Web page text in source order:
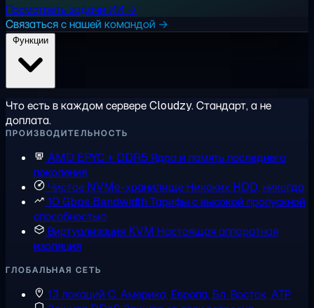
Посмотреть задачи ИИ →
Связаться с нашей командой →
Что есть в каждом сервере Cloudzy. Стандарт, а не
доплата.
ПРОИЗВОДИТЕЛЬНОСТЬ
AMD EPYC + DDR5 Ядра и память последнего
поколения
Чистое NVMe-хранилищеНикаких HDD, никогда
10 Gbps Bandwidth Тарифы с высокой пропускной
способностью
Виртуализация KVM Настоящая аппаратная
изоляция
ГЛОБАЛЬНАЯ СЕТЬ
13 локаций С. Америка, Европа, Бл. Восток, АТР